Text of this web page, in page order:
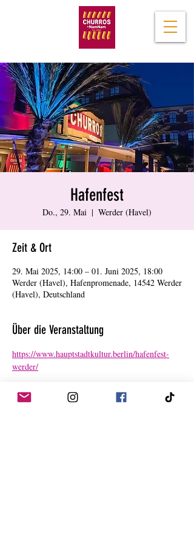
Hafenfest
Do., 29. Mai
  |
Werder (Havel)
Zeit & Ort
29. Mai 2025, 14:00 – 01. Juni 2025, 18:00
Werder (Havel), Hafenpromenade, 14542 Werder
(Havel), Deutschland
Über die Veranstaltung
https://www.hauptstadtkultur.berlin/hafenfest-
werder/